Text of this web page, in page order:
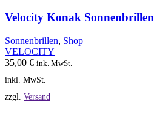
auf.
Die
können
Velocity Konak Sonnenbrillen
Sonnenbrillen, Shop
VELOCITY
35,00 € ink. MwSt.
inkl. MwSt.
zzgl. Versand